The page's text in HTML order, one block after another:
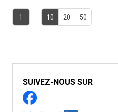
1 10 20 50
SUIVEZ-NOUS SUR